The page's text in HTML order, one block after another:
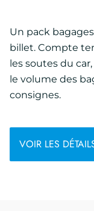
Un pack
billet. Compte
les soutes du
le volume des
consignes.
VOIR LES